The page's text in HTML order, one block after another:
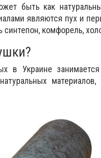
быть как
являются пух и
комфорель,
в Украине занимается